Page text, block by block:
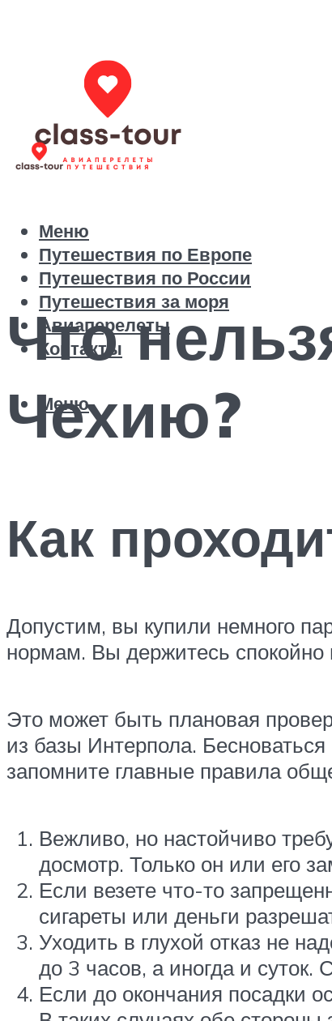
Путешествия по Европе
Путешествия по России
Путешествия за моря
Авиаперелеты
Контакты
Меню
Меню
Что
Чехию?
Как
Допустим, вы купили немного
нормам. Вы держитесь спокойно
Это может быть плановая
из базы Интерпола.
запомните главные правила
Вежливо, но настойчиво
досмотр. Только он или его
Если везете что-то
сигареты или деньги
Уходить в глухой отказ не
до 3 часов, а иногда и суток.
Если до окончания посадки